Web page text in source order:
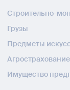
Строительно-
Грузы
Предметы
Агрострахование
Имущество